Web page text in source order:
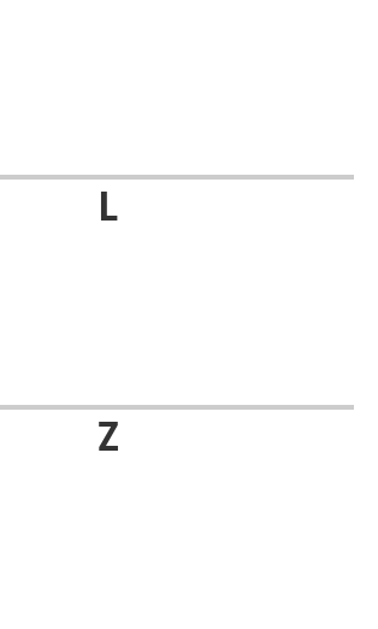
L
Z